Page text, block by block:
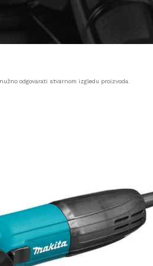
odgovarati stvarnom izgledu proizvoda.